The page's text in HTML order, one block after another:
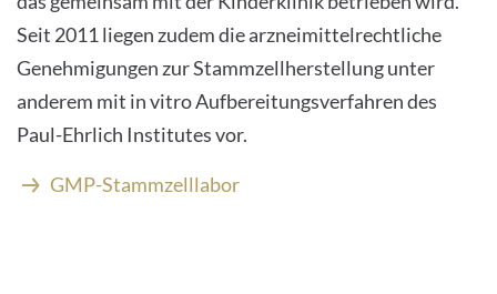
Seit 2011 liegen zudem die arzneimittelrechtliche
Genehmigungen zur Stammzellherstellung unter
anderem mit in vitro Aufbereitungsverfahren des
Paul-Ehrlich Institutes vor.
GMP-Stammzelllabor